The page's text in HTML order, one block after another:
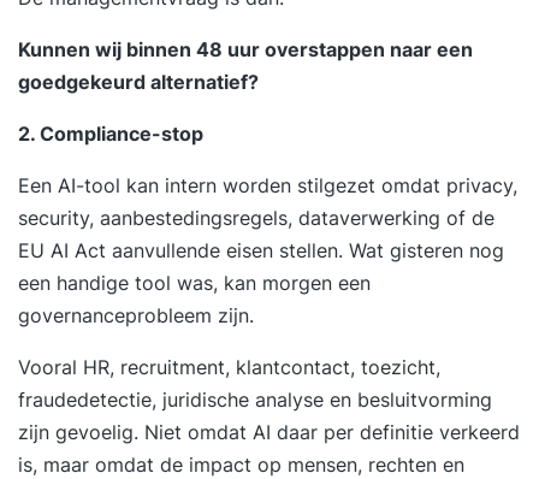
Kunnen wij binnen 48 uur overstappen naar een
goedgekeurd alternatief?
2. Compliance-stop
Een AI-tool kan intern worden stilgezet omdat privacy,
security, aanbestedingsregels, dataverwerking of de
EU AI Act aanvullende eisen stellen. Wat gisteren nog
een handige tool was, kan morgen een
governanceprobleem zijn.
Vooral HR, recruitment, klantcontact, toezicht,
fraudedetectie, juridische analyse en besluitvorming
zijn gevoelig. Niet omdat AI daar per definitie verkeerd
is, maar omdat de impact op mensen, rechten en